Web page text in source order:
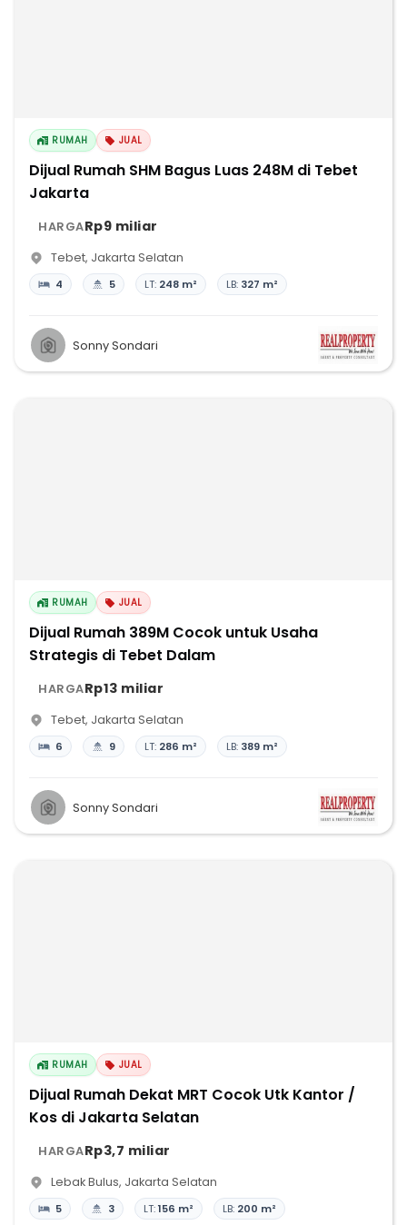
RUMAH JUAL
Dijual Rumah SHM Bagus Luas 248M di Tebet
Jakarta
HARGARp9 miliar
Tebet, Jakarta Selatan
4 5 LT: 248 m² LB: 327 m²
Sonny Sondari
RUMAH JUAL
Dijual Rumah 389M Cocok untuk Usaha
Strategis di Tebet Dalam
HARGARp13 miliar
Tebet, Jakarta Selatan
6 9 LT: 286 m² LB: 389 m²
Sonny Sondari
RUMAH JUAL
Dijual Rumah Dekat MRT Cocok Utk Kantor /
Kos di Jakarta Selatan
HARGARp3,7 miliar
Lebak Bulus, Jakarta Selatan
5 3 LT:156 m² LB: 200 m²